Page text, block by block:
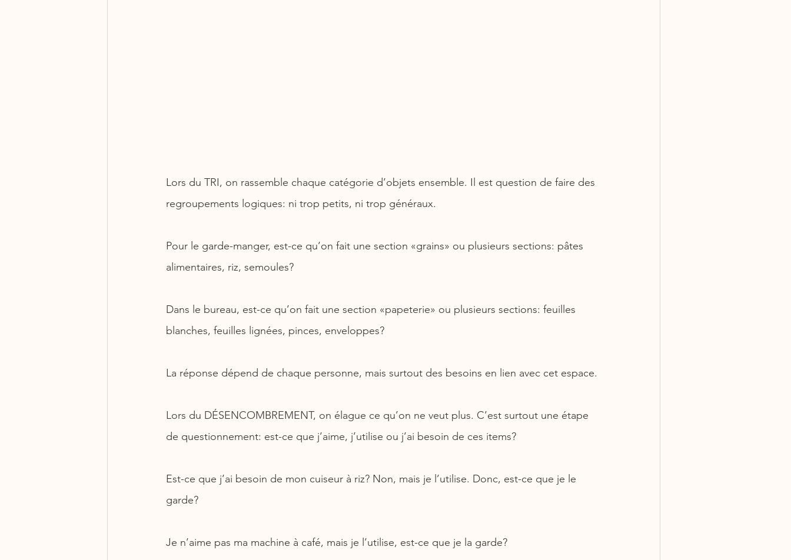
Lors du TRI, on rassemble chaque catégorie d’objets ensemble. Il est question de faire des
regroupements logiques: ni trop petits, ni trop généraux.
Pour le garde-manger, est-ce qu’on fait une section «grains» ou plusieurs sections: pâtes
alimentaires, riz, semoules?
Dans le bureau, est-ce qu’on fait une section «papeterie» ou plusieurs sections: feuilles
blanches, feuilles lignées, pinces, enveloppes?
La réponse dépend de chaque personne, mais surtout des besoins en lien avec cet espace.
Lors du DÉSENCOMBREMENT, on élague ce qu’on ne veut plus. C’est surtout une étape
de questionnement: est-ce que j’aime, j’utilise ou j’ai besoin de ces items?
Est-ce que j’ai besoin de mon cuiseur à riz? Non, mais je l’utilise. Donc, est-ce que je le
garde?
Je n’aime pas ma machine à café, mais je l’utilise, est-ce que je la garde?